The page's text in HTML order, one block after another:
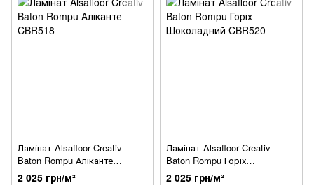
Ламінат Alsafloor Creativ
Baton Rompu Аліканте
CBR518
2 025 грн/м²
Ламінат Alsafloor Creativ
Baton Rompu Горіх
Шоколадний CBR520
2 025 грн/м²